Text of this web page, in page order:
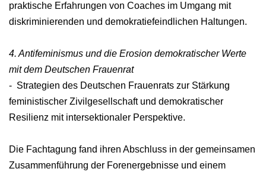
praktische Erfahrungen von Coaches im Umgang mit
diskriminierenden und demokratiefeindlichen Haltungen.
4. Antifeminismus und die Erosion demokratischer Werte
mit dem Deutschen Frauenrat
- Strategien des Deutschen Frauenrats zur Stärkung
feministischer Zivilgesellschaft und demokratischer
Resilienz mit intersektionaler Perspektive.
Die Fachtagung fand ihren Abschluss in der gemeinsamen
Zusammenführung der Forenergebnisse und einem